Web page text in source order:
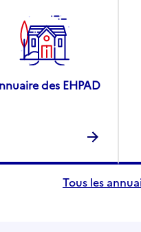
des EHPAD
Tous les